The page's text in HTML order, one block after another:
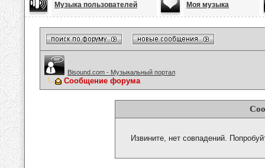
Музыка пользователей Моя музыка
Bisound.com - Музыкальный портал
Сообщение форума
Извините, нет совпадений.